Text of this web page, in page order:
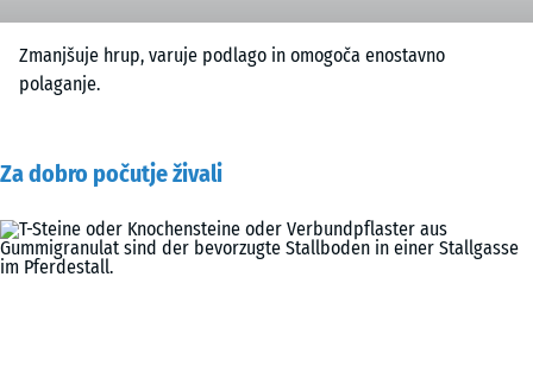
Zmanjšuje hrup, varuje podlago in omogoča enostavno
polaganje.
Za dobro počutje živali